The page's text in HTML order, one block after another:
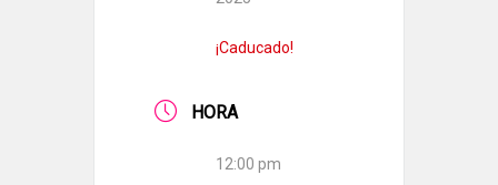
¡Caducado!
HORA
12:00 pm